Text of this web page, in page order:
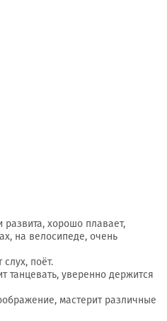
хорошо плавает,
на велосипеде, очень
поёт.
танцевать, уверенно держится
мастерит различные